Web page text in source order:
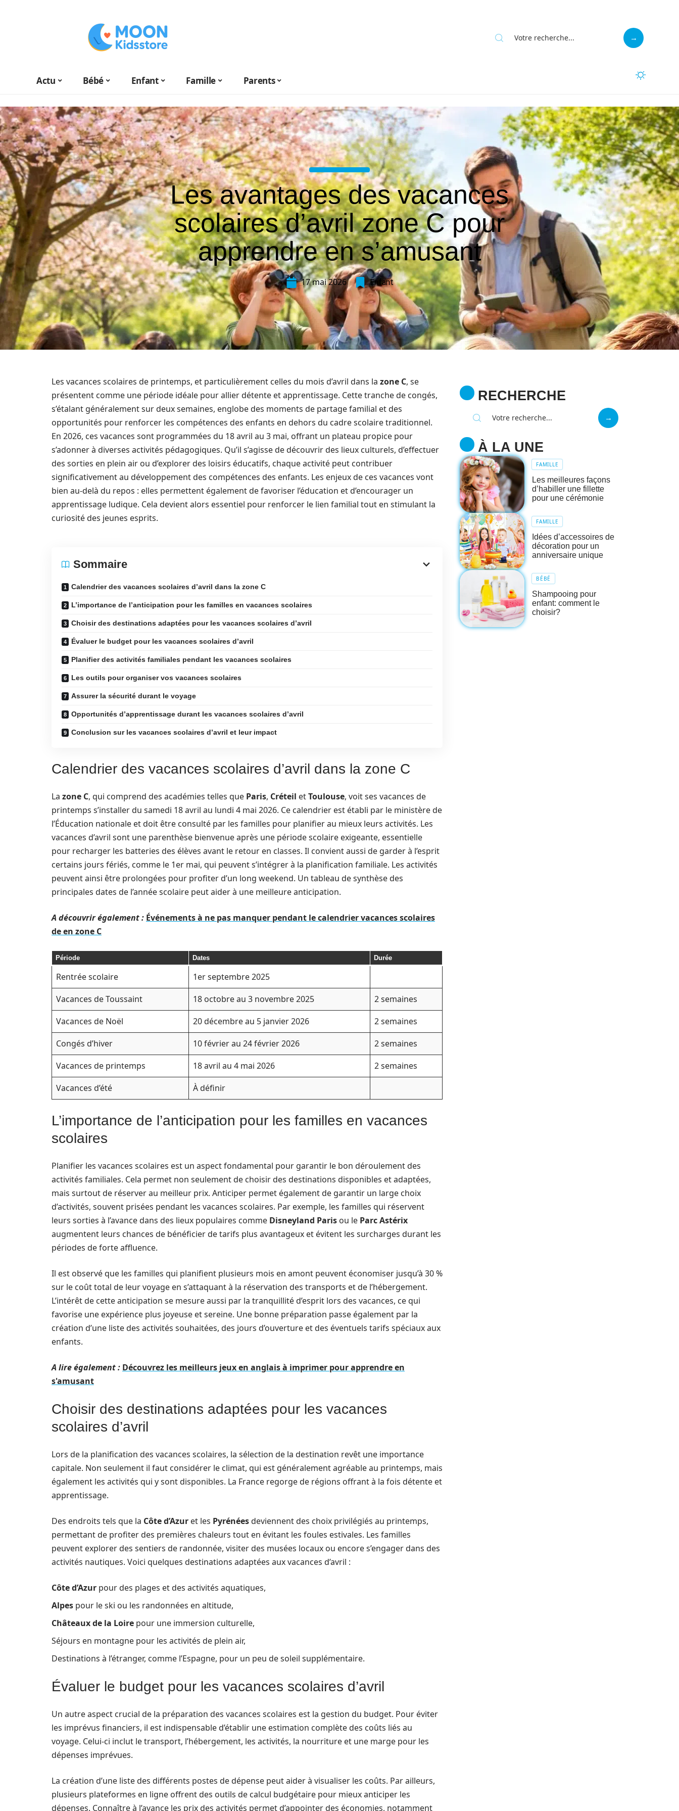
Actu Bébé Enfant Famille Parents
Les avantages des vacances
scolaires d’avril zone C pour
apprendre en s’amusant
17 mai 2026 Enfant
Les vacances scolaires de printemps, et particulièrement celles du mois d’avril dans la zone C, se
présentent comme une période idéale pour allier détente et apprentissage. Cette tranche de congés,
s’étalant généralement sur deux semaines, englobe des moments de partage familial et des
opportunités pour renforcer les compétences des enfants en dehors du cadre scolaire traditionnel.
En 2026, ces vacances sont programmées du 18 avril au 3 mai, offrant un plateau propice pour
s’adonner à diverses activités pédagogiques. Qu’il s’agisse de découvrir des lieux culturels, d’effectuer
des sorties en plein air ou d’explorer des loisirs éducatifs, chaque activité peut contribuer
significativement au développement des compétences des enfants. Les enjeux de ces vacances vont
bien au-delà du repos : elles permettent également de favoriser l’éducation et d’encourager un
apprentissage ludique. Cela devient alors essentiel pour renforcer le lien familial tout en stimulant la
curiosité des jeunes esprits.
Sommaire
Calendrier des vacances scolaires d’avril dans la zone C
L’importance de l’anticipation pour les familles en vacances scolaires
Choisir des destinations adaptées pour les vacances scolaires d’avril
Évaluer le budget pour les vacances scolaires d’avril
Planifier des activités familiales pendant les vacances scolaires
Les outils pour organiser vos vacances scolaires
Assurer la sécurité durant le voyage
Opportunités d’apprentissage durant les vacances scolaires d’avril
Conclusion sur les vacances scolaires d’avril et leur impact
Calendrier des vacances scolaires d’avril dans la zone C
La zone C, qui comprend des académies telles que Paris, Créteil etToulouse, voit ses vacances de
printemps s’installer du samedi 18 avril au lundi 4 mai 2026. Ce calendrier est établi par le ministère de
l’Éducation nationale et doit être consulté par les familles pour planifier au mieux leurs activités. Les
vacances d’avril sont une parenthèse bienvenue après une période scolaire exigeante, essentielle
pour recharger les batteries des élèves avant le retour en classes. Il convient aussi de garder à l’esprit
certains jours fériés, comme le 1er mai, qui peuvent s’intégrer à la planification familiale. Les activités
peuvent ainsi être prolongées pour profiter d’un long weekend. Un tableau de synthèse des
principales dates de l’année scolaire peut aider à une meilleure anticipation.
A découvrir également : Événements à ne pas manquer pendant le calendrier vacances scolaires
de en zone C
Période Dates Durée
Rentrée scolaire
1er septembre 2025
Vacances de Toussaint
18 octobre au 3 novembre 2025
2 semaines
Vacances de Noël
20 décembre au 5 janvier 2026
2 semaines
Congés d’hiver
10 février au 24 février 2026
2 semaines
Vacances de printemps
18 avril au 4 mai 2026
2 semaines
Vacances d’été
À définir
L’importance de l’anticipation pour les familles en vacances
scolaires
Planifier les vacances scolaires est un aspect fondamental pour garantir le bon déroulement des
activités familiales. Cela permet non seulement de choisir des destinations disponibles et adaptées,
mais surtout de réserver au meilleur prix. Anticiper permet également de garantir un large choix
d’activités, souvent prisées pendant les vacances scolaires. Par exemple, les familles qui réservent
leurs sorties à l’avance dans des lieux populaires comme Disneyland Paris ou le Parc Astérix
augmentent leurs chances de bénéficier de tarifs plus avantageux et évitent les surcharges durant les
périodes de forte affluence.
Il est observé que les familles qui planifient plusieurs mois en amont peuvent économiser jusqu’à 30 %
sur le coût total de leur voyage en s’attaquant à la réservation des transports et de l’hébergement.
L’intérêt de cette anticipation se mesure aussi par la tranquillité d’esprit lors des vacances, ce qui
favorise une expérience plus joyeuse et sereine. Une bonne préparation passe également par la
création d’une liste des activités souhaitées, des jours d’ouverture et des éventuels tarifs spéciaux aux
enfants.
A lire également : Découvrez les meilleurs jeux en anglais à imprimer pour apprendre en
s'amusant
Choisir des destinations adaptées pour les vacances
scolaires d’avril
Lors de la planification des vacances scolaires, la sélection de la destination revêt une importance
capitale. Non seulement il faut considérer le climat, qui est généralement agréable au printemps, mais
également les activités qui y sont disponibles. La France regorge de régions offrant à la fois détente et
apprentissage.
Des endroits tels que la Côte d’Azur et les Pyrénéesdeviennent des choix privilégiés au printemps,
permettant de profiter des premières chaleurs tout en évitant les foules estivales. Les familles
peuvent explorer des sentiers de randonnée, visiter des musées locaux ou encore s’engager dans des
activités nautiques. Voici quelques destinations adaptées aux vacances d’avril :
Côte d’Azur pour des plages et des activités aquatiques,
Alpes pour le ski ou les randonnées en altitude,
Châteaux de la Loire pour une immersion culturelle,
Séjours en montagne pour les activités de plein air,
Destinations à l’étranger, comme l’Espagne, pour un peu de soleil supplémentaire.
Évaluer le budget pour les vacances scolaires d’avril
Un autre aspect crucial de la préparation des vacances scolaires est la gestion du budget. Pour éviter
les imprévus financiers, il est indispensable d’établir une estimation complète des coûts liés au
voyage. Celui-ci inclut le transport, l’hébergement, les activités, la nourriture et une marge pour les
dépenses imprévues.
La création d’une liste des différents postes de dépense peut aider à visualiser les coûts. Par ailleurs,
plusieurs plateformes en ligne offrent des outils de calcul budgétaire pour mieux anticiper les
dépenses. Connaître à l’avance les prix des activités permet d’appointer des économies, notamment
RECHERCHE
À LA UNE
FAMILLE
Les meilleures façons
d’habiller une fillette
pour une cérémonie
FAMILLE
Idées d’accessoires de
décoration pour un
anniversaire unique
BÉBÉ
Shampooing pour
enfant: comment le
choisir?